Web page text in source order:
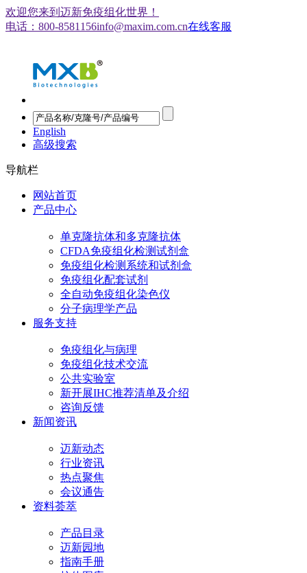
欢迎您来到迈新免疫组化世界！
电话：800-8581156info@maxim.com.cn在线客服
English
高级搜索
导航栏
网站首页
产品中心
单克隆抗体和多克隆抗体
CFDA免疫组化检测试剂盒
免疫组化检测系统和试剂盒
免疫组化配套试剂
全自动免疫组化染色仪
分子病理学产品
服务支持
免疫组化与病理
免疫组化技术交流
公共实验室
新开展IHC推荐清单及介绍
咨询反馈
新闻资讯
迈新动态
行业资讯
热点聚焦
会议通告
资料荟萃
产品目录
迈新园地
指南手册